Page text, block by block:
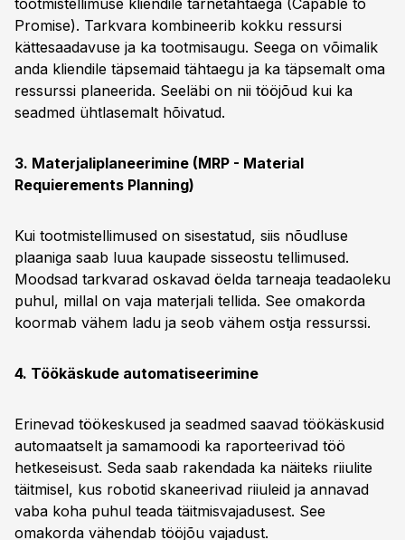
tootmistellimuse kliendile tarnetähtaega (Capable to
Promise). Tarkvara kombineerib kokku ressursi
kättesaadavuse ja ka tootmisaugu. Seega on võimalik
anda kliendile täpsemaid tähtaegu ja ka täpsemalt oma
ressurssi planeerida. Seeläbi on nii tööjõud kui ka
seadmed ühtlasemalt hõivatud.
3. Materjaliplaneerimine (MRP - Material
Requierements Planning)
Kui tootmistellimused on sisestatud, siis nõudluse
plaaniga saab luua kaupade sisseostu tellimused.
Moodsad tarkvarad oskavad öelda tarneaja teadaoleku
puhul, millal on vaja materjali tellida. See omakorda
koormab vähem ladu ja seob vähem ostja ressurssi.
4. Töökäskude automatiseerimine
Erinevad töökeskused ja seadmed saavad töökäskusid
automaatselt ja samamoodi ka raporteerivad töö
hetkeseisust. Seda saab rakendada ka näiteks riiulite
täitmisel, kus robotid skaneerivad riiuleid ja annavad
vaba koha puhul teada täitmisvajadusest. See
omakorda vähendab tööjõu vajadust.